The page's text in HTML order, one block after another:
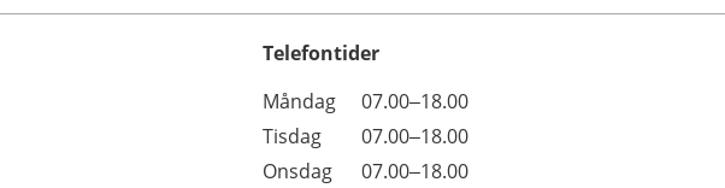
Telefontider
Dag
Öppettider
Kommentarer
Måndag
07.00–18.00
Tisdag
07.00–18.00
Onsdag
07.00–18.00